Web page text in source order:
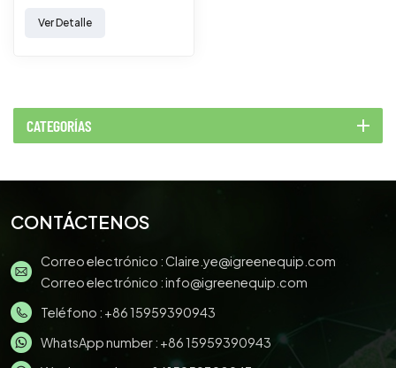
Ver Detalle
CATEGORÍAS
CONTÁCTENOS
Correo electrónico :Claire.ye@igreenequip.com
Correo electrónico :info@igreenequip.com
Teléfono : +86 15959390943
WhatsApp number : +86 15959390943